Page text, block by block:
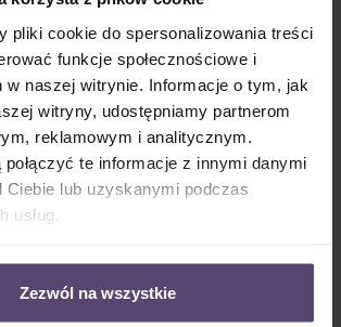
pliki cookie do spersonalizowania treści
funkcje społecznościowe i
w naszej witrynie. Informacje o tym, jak
witryny, udostępniamy partnerom
reklamowym i analitycznym.
te informacje z innymi danymi
Ciebie lub uzyskanymi podczas
usług.
Zezwól na wszystkie
żądaną ilość lub użyj przycisków, aby zwiększyć lub
Do koszyka
Numer produktu:MU_JP_4005_PG5